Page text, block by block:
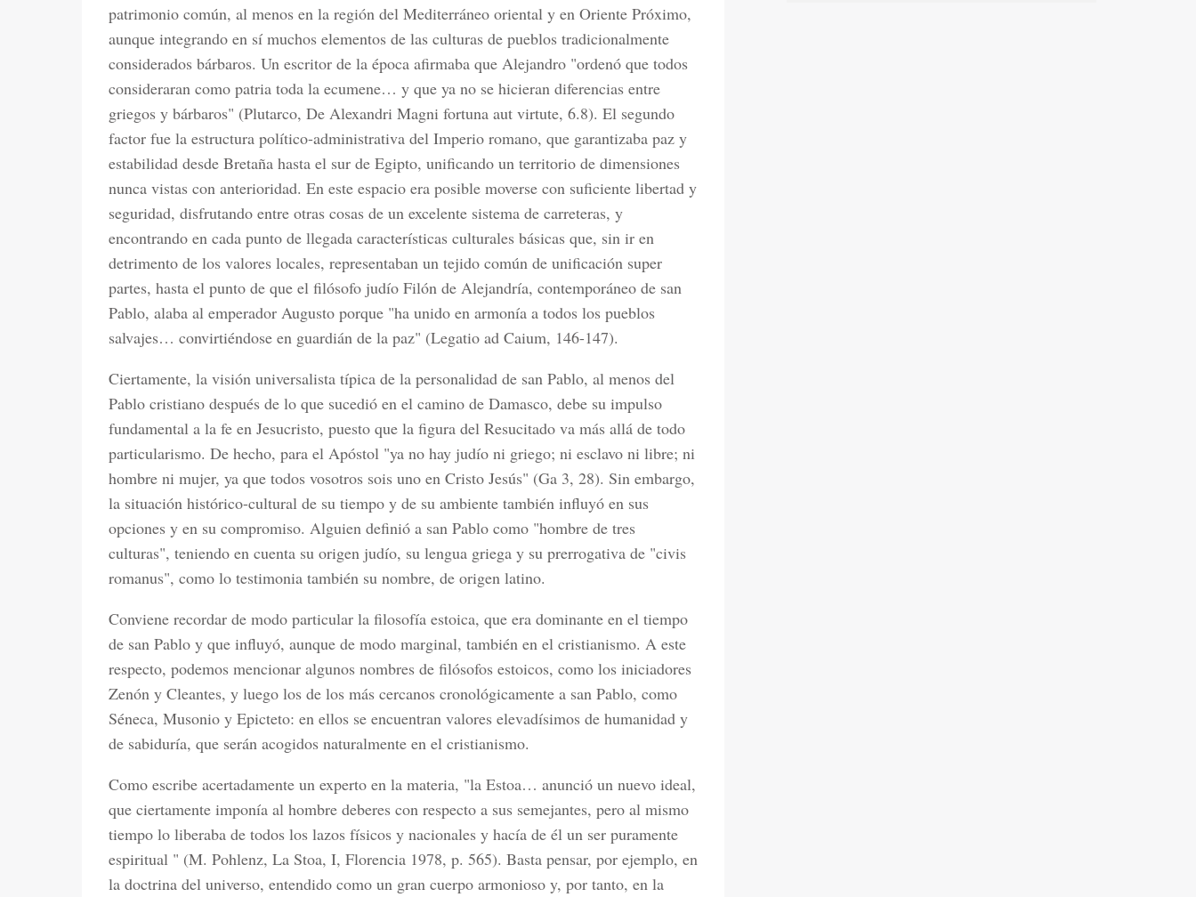
patrimonio común, al menos en la región del Mediterráneo oriental y en Oriente Próximo,
aunque integrando en sí muchos elementos de las culturas de pueblos tradicionalmente
considerados bárbaros. Un escritor de la época afirmaba que Alejandro "ordenó que todos
consideraran como patria toda la ecumene… y que ya no se hicieran diferencias entre
griegos y bárbaros" (Plutarco, De Alexandri Magni fortuna aut virtute, 6.8). El segundo
factor fue la estructura político-administrativa del Imperio romano, que garantizaba paz y
estabilidad desde Bretaña hasta el sur de Egipto, unificando un territorio de dimensiones
nunca vistas con anterioridad. En este espacio era posible moverse con suficiente libertad y
seguridad, disfrutando entre otras cosas de un excelente sistema de carreteras, y
encontrando en cada punto de llegada características culturales básicas que, sin ir en
detrimento de los valores locales, representaban un tejido común de unificación super
partes, hasta el punto de que el filósofo judío Filón de Alejandría, contemporáneo de san
Pablo, alaba al emperador Augusto porque "ha unido en armonía a todos los pueblos
salvajes… convirtiéndose en guardián de la paz" (Legatio ad Caium, 146-147).
Ciertamente, la visión universalista típica de la personalidad de san Pablo, al menos del
Pablo cristiano después de lo que sucedió en el camino de Damasco, debe su impulso
fundamental a la fe en Jesucristo, puesto que la figura del Resucitado va más allá de todo
particularismo. De hecho, para el Apóstol "ya no hay judío ni griego; ni esclavo ni libre; ni
hombre ni mujer, ya que todos vosotros sois uno en Cristo Jesús" (Ga 3, 28). Sin embargo,
la situación histórico-cultural de su tiempo y de su ambiente también influyó en sus
opciones y en su compromiso. Alguien definió a san Pablo como "hombre de tres
culturas", teniendo en cuenta su origen judío, su lengua griega y su prerrogativa de "civis
romanus", como lo testimonia también su nombre, de origen latino.
Conviene recordar de modo particular la filosofía estoica, que era dominante en el tiempo
de san Pablo y que influyó, aunque de modo marginal, también en el cristianismo. A este
respecto, podemos mencionar algunos nombres de filósofos estoicos, como los iniciadores
Zenón y Cleantes, y luego los de los más cercanos cronológicamente a san Pablo, como
Séneca, Musonio y Epicteto: en ellos se encuentran valores elevadísimos de humanidad y
de sabiduría, que serán acogidos naturalmente en el cristianismo.
Como escribe acertadamente un experto en la materia, "la Estoa… anunció un nuevo ideal,
que ciertamente imponía al hombre deberes con respecto a sus semejantes, pero al mismo
tiempo lo liberaba de todos los lazos físicos y nacionales y hacía de él un ser puramente
espiritual " (M. Pohlenz, La Stoa, I, Florencia 1978, p. 565). Basta pensar, por ejemplo, en
la doctrina del universo, entendido como un gran cuerpo armonioso y, por tanto, en la